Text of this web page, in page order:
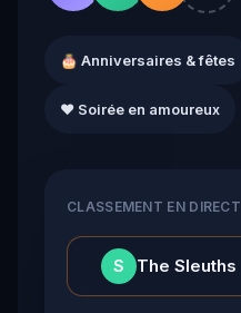
🎂 Anniversaires & fêtes
❤️ Soirée en amoureux
CLASSEMENT EN DIRECT
S The Sleuths